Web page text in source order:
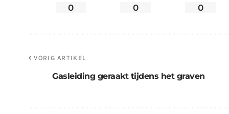
0 0 0
VORIG ARTIKEL
Gasleiding geraakt tijdens het graven